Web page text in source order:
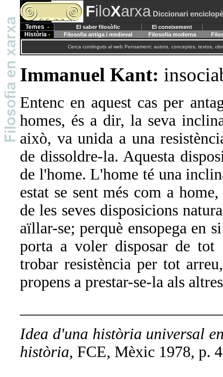
FiloXarxa Diccionari
Temes - El saber filosòfic El coneixement
Història- Filosofia antiga i medieval Filosofia moderna
Cerca continguts al web Pensament: autors, conceptes, textos,
Immanuel Kant:
Entenc en aquest cas per
homes, és a dir, la seva
això, va unida a una
de dissoldre-la. Aquesta
de l'home. L'home té una
estat se sent més com a
de les seves disposicions
aïllar-se; perquè ensopega en
porta a voler disposar de tot
trobar resistència per tot
propens a prestar-se-la als
Idea d'una història universal
història, FCE, Mèxic 1978, p.